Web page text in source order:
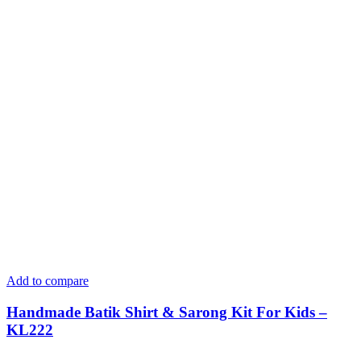
Add to compare
Handmade Batik Shirt & Sarong Kit For Kids –
KL222